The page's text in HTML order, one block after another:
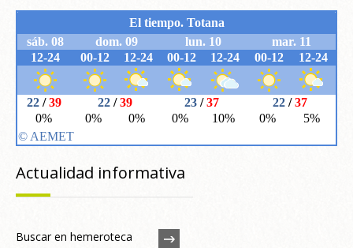
Actualidad informativa
Buscar en hemeroteca